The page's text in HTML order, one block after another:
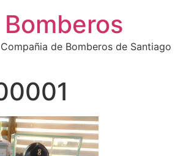
de Bomberos de Santiago